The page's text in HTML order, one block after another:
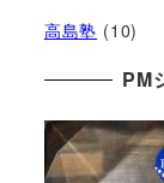
高島塾 (10)
PM